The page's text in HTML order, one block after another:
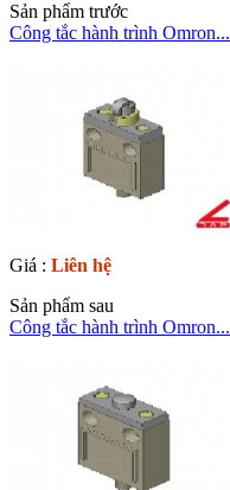
Sản phẩm trước
Công tắc hành trình Omron...
Giá : Liên hệ
Sản phẩm sau
Công tắc hành trình Omron...